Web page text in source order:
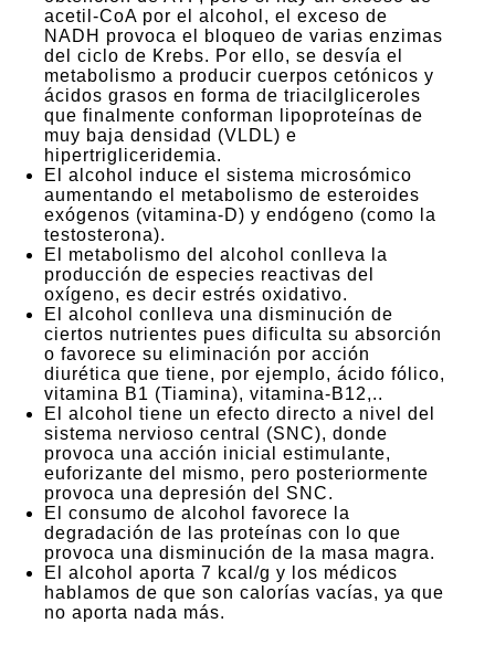
acetil-CoA por el alcohol, el exceso de
NADH provoca el bloqueo de varias enzimas
del ciclo de Krebs. Por ello, se desvía el
metabolismo a producir cuerpos cetónicos y
ácidos grasos en forma de triacilgliceroles
que finalmente conforman lipoproteínas de
muy baja densidad (VLDL) e
hipertrigliceridemia.
El alcohol induce el sistema microsómico
aumentando el metabolismo de esteroides
exógenos (vitamina-D) y endógeno (como la
testosterona).
El metabolismo del alcohol conlleva la
producción de especies reactivas del
oxígeno, es decir estrés oxidativo.
El alcohol conlleva una disminución de
ciertos nutrientes pues dificulta su absorción
o favorece su eliminación por acción
diurética que tiene, por ejemplo, ácido fólico,
vitamina B1 (Tiamina), vitamina-B12,..
El alcohol tiene un efecto directo a nivel del
sistema nervioso central (SNC), donde
provoca una acción inicial estimulante,
euforizante del mismo, pero posteriormente
provoca una depresión del SNC.
El consumo de alcohol favorece la
degradación de las proteínas con lo que
provoca una disminución de la masa magra.
El alcohol aporta 7 kcal/g y los médicos
hablamos de que son calorías vacías, ya que
no aporta nada más.